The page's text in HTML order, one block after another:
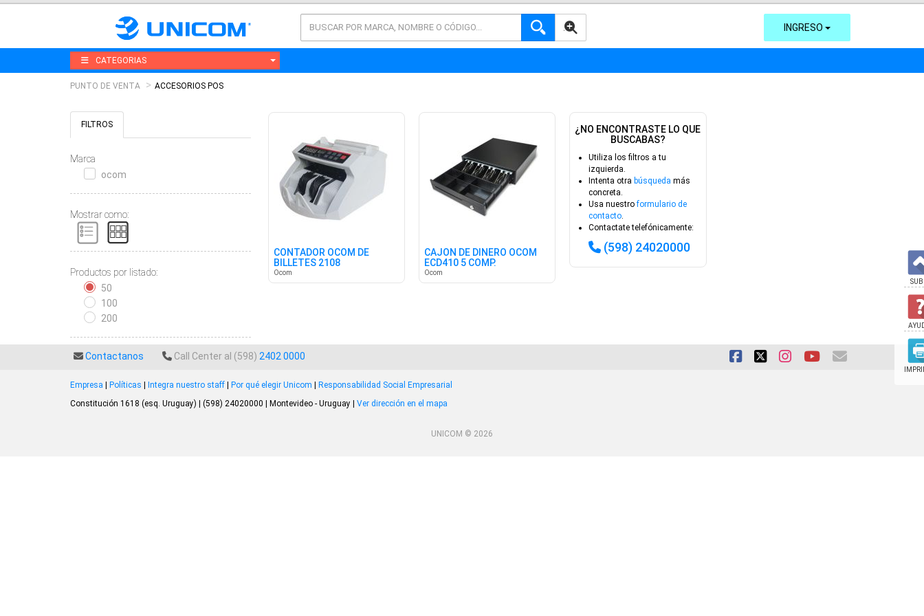
AVANZADA INGRESO
CATEGORIAS
PUNTO DE VENTA ACCESORIOS POS
FILTROS
Marca
ocom
Mostrar como:
Productos por listado:
50
100
200
CONTADOR OCOM DE
BILLETES 2108
Ocom
CAJON DE DINERO OCOM
ECD410 5 COMP.
AJUSTABLES
Ocom
¿NO ENCONTRASTE LO QUE
BUSCABAS?
Utiliza los filtros a tu
izquierda.
Intenta otra búsqueda más
concreta.
Usa nuestroformulario de
contacto
Contactate telefónicamente:
(598) 24020000
Contactanos Call Center al (598) 2402 0000
Empresa | Políticas | Integra nuestro staff | Por qué elegir Unicom | Responsabilidad Social Empresarial
Constitución 1618 (esq. Uruguay) | (598) 24020000 | Montevideo - Uruguay | Ver dirección en el mapa
UNICOM © 2026